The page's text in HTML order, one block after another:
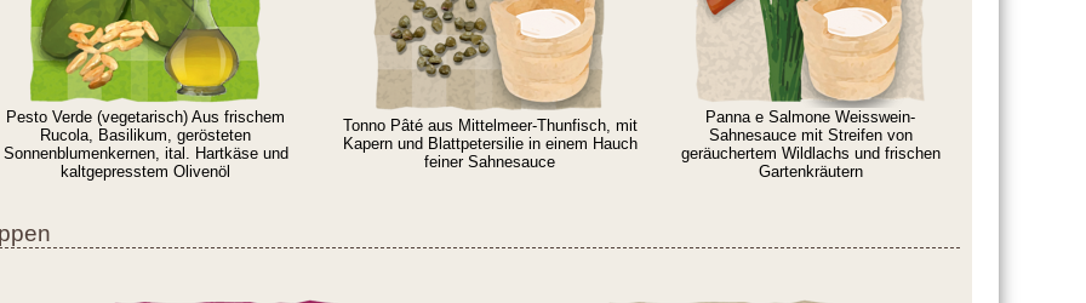
Pesto Verde (vegetarisch) Aus frischem
Rucola, Basilikum, gerösteten
Sonnenblumenkernen, ital. Hartkäse und
kaltgepresstem Olivenöl
Tonno Pâté aus Mittelmeer-Thunfisch, mit
Kapern und Blattpetersilie in einem Hauch
feiner Sahnesauce
Panna e Salmone Weisswein-
Sahnesauce mit Streifen von
geräuchertem Wildlachs und frischen
Gartenkräutern